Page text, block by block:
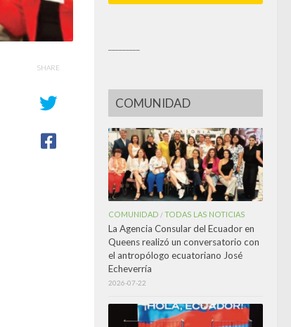
SHARE
COMUNIDAD
COMUNIDAD /TODAS LAS NOTICIAS
La Agencia Consular del Ecuador en
Queens realizó un conversatorio con
el antropólogo ecuatoriano José
Echeverría
2026-07-22